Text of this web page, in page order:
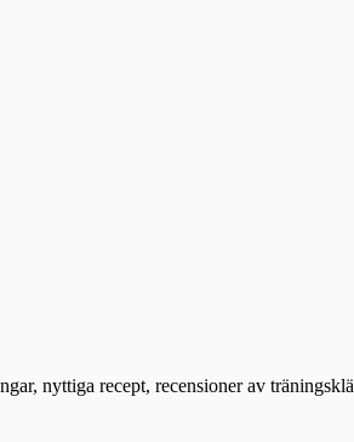
nyttiga recept, recensioner av